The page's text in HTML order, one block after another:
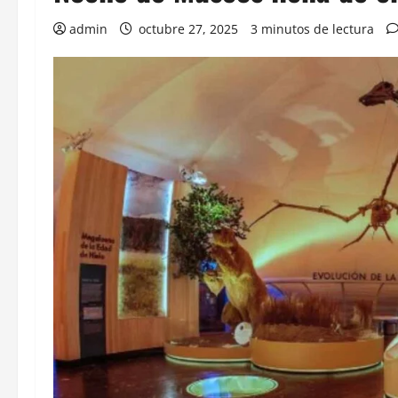
admin octubre 27, 2025 3 minutos de lectura